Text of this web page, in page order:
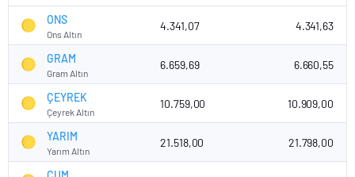
ONS
Ons Altın
4.341,07 4.341,63
GRAM
Gram Altın
6.659,69 6.660,55
ÇEYREK
Çeyrek Altın
10.759,00 10.909,00
YARIM
Yarım Altın
21.518,00 21.798,00